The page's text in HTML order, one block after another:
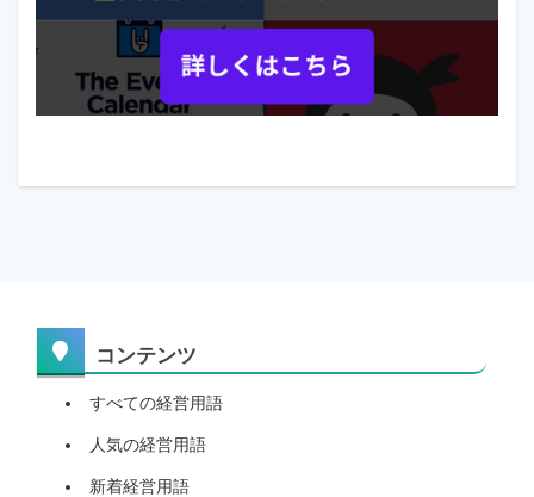
コンテンツ
すべての経営用語
人気の経営用語
新着経営用語